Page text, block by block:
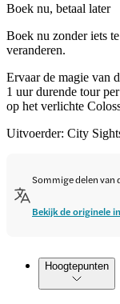
Boek nu, betaal later
Boek nu zonder iets
veranderen.
Ervaar de magie van
1 uur durende tour
op het verlichte
Uitvoerder: City
Sommige delen van
Bekijk de originele
Hoogtepunten